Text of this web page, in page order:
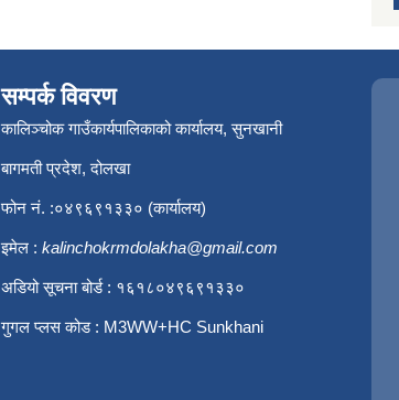
सम्पर्क विवरण
कालिञ्चोक गाउँकार्यपालिकाको कार्यालय, सुनखानी
बागमती प्रदेश, दोलखा
फोन नं. :०४९६९१३३० (कार्यालय)
इमेल : kalinchokrmdolakha@gmail.com
अडियो सूचना बोर्ड : १६१८०४९६९१३३०
गुगल प्लस कोड : M3WW+HC Sunkhani